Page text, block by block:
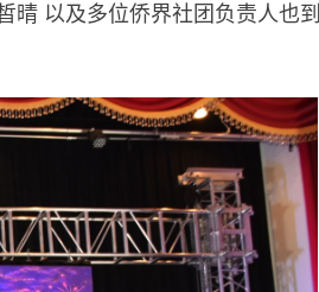
晴 以及多位侨界社团负责人也到